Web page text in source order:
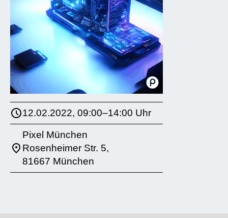
12.02.2022, 09:00–14:00 Uhr
Pixel München
Rosenheimer Str. 5,
81667 München